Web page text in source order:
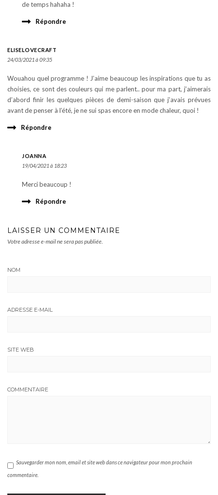
de temps hahaha !
Répondre
ELISELOVECRAFT
24/03/2021 à 09:35
Wouahou quel programme ! J’aime beaucoup les inspirations que tu as
choisies, ce sont des couleurs qui me parlent.. pour ma part, j’aimerais
d’abord finir les quelques pièces de demi-saison que j’avais prévues
avant de penser à l’été, je ne sui spas encore en mode chaleur, quoi !
Répondre
JOANNA
19/04/2021 à 18:23
Merci beaucoup !
Répondre
LAISSER UN COMMENTAIRE
Votre adresse e-mail ne sera pas publiée.
NOM
ADRESSE E-MAIL
SITE WEB
COMMENTAIRE
Sauvegarder mon nom, email et site web dans ce navigateur pour mon prochain
commentaire.